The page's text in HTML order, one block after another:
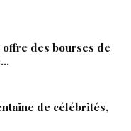
offre des bourses de
de célébrités,